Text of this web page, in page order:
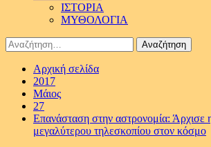
ΙΣΤΟΡΙΑ
ΜΥΘΟΛΟΓΙΑ
Αναζήτηση
για:
Αρχική σελίδα
2017
Μάιος
27
Επανάσταση στην αστρονομία: Άρχισε
μεγαλύτερου τηλεσκοπίου στον κόσμο